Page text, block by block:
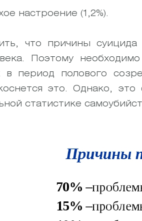
настроение (1,2%).
что причины
Поэтому
в период полового
это. Однако, это
статистике